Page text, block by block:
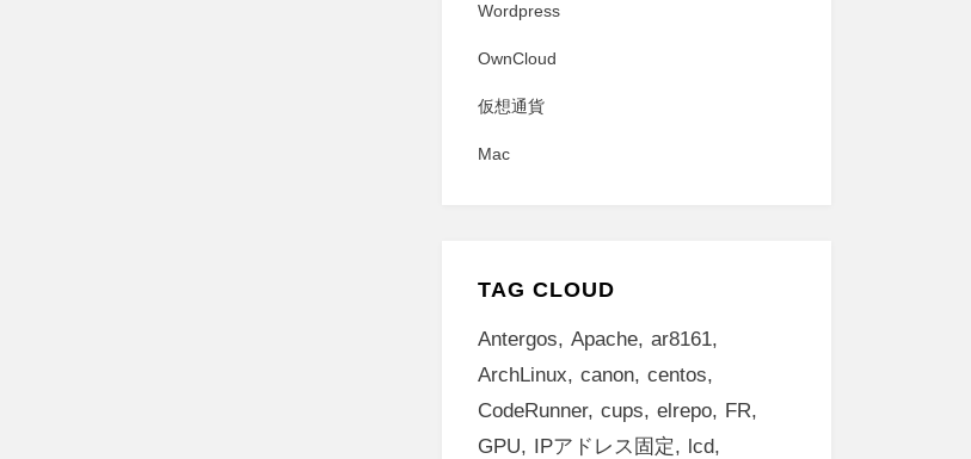
Wordpress
OwnCloud
仮想通貨
Mac
TAG CLOUD
Antergos Apache ar8161
ArchLinux
canon centos
CodeRunner cups elrepo
FR
GPU
IPアドレス固定
lcd